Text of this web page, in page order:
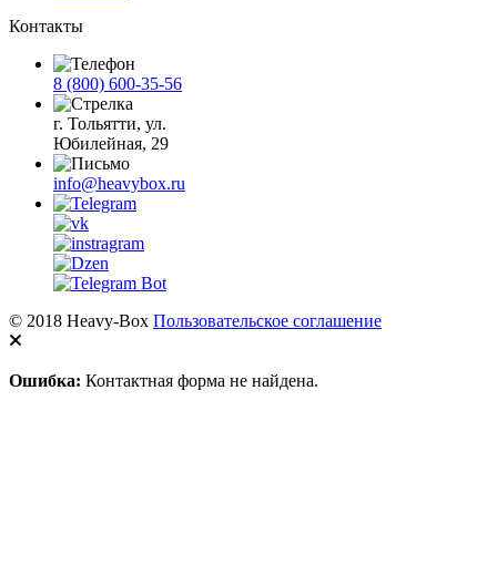
Контакты
8 (800) 600-35-56
г. Тольятти, ул.
Юбилейная, 29
info@heavybox.ru
© 2018 Heavy-Box Пользовательское соглашение
Ошибка: Контактная форма не найдена.